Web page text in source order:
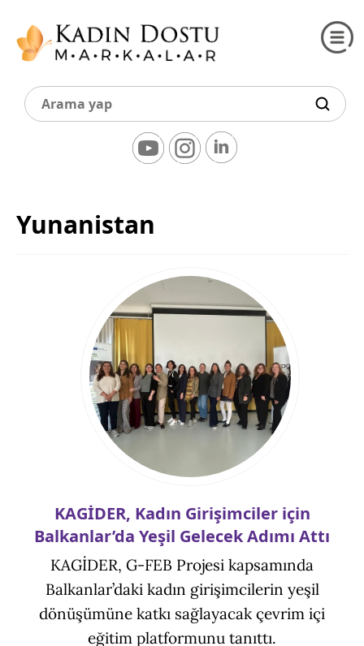
Yunanistan
KAGİDER, Kadın Girişimciler için
Balkanlar’da Yeşil Gelecek Adımı Attı
KAGİDER, G-FEB Projesi kapsamında
Balkanlar’daki kadın girişimcilerin yeşil
dönüşümüne katkı sağlayacak çevrim içi
eğitim platformunu tanıttı.